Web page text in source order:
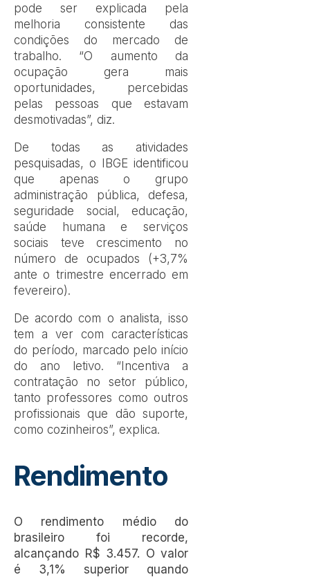
pode ser explicada pela
melhoria consistente das
condições do mercado de
trabalho. “O aumento da
ocupação gera mais
oportunidades, percebidas
pelas pessoas que estavam
desmotivadas”, diz.
De todas as atividades
pesquisadas, o IBGE identificou
que apenas o grupo
administração pública, defesa,
seguridade social, educação,
saúde humana e serviços
sociais teve crescimento no
número de ocupados (+3,7%
ante o trimestre encerrado em
fevereiro).
De acordo com o analista, isso
tem a ver com características
do período, marcado pelo início
do ano letivo. “Incentiva a
contratação no setor público,
tanto professores como outros
profissionais que dão suporte,
como cozinheiros”, explica.
Rendimento
O rendimento médio do
brasileiro foi recorde,
alcançando R$ 3.457. O valor
é 3,1% superior quando